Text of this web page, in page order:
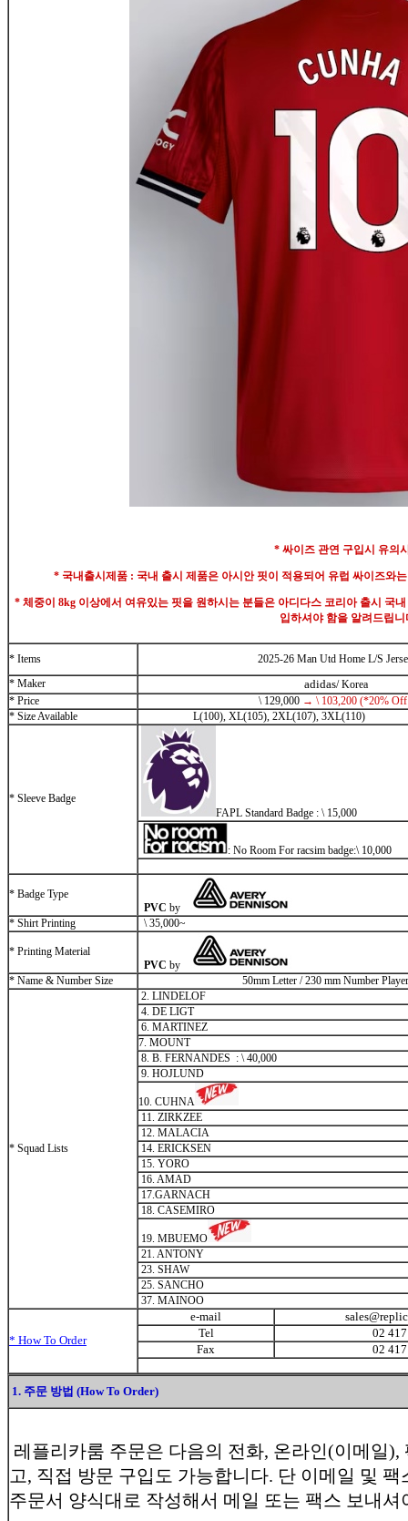
* 싸이즈 관연 구입시 유의
* 국내출시제품 : 국내 출시 제품은 아시안 핏이 적용되어 유럽 싸이즈와
* 체중이 8kg 이상에서 여유있는 핏을 원하시는 분들은 아디다스 코리아 출시 국
입하셔야 함을 알려드립니
* Items
2025-26 Man Utd Home L/S
* Maker
adidas/ Korea
* Price
\129,000 → \ 103,200 (*20% Off
* Size Available
L(100), XL(105), 2XL(107), 3XL(110)
* Sleeve Badge
FAPL Standard Badge : \15,000
: No Room For racsim badge:\10,000
* Badge Type
PVC by
* Shirt Printing
\35,000~
* Printing Material
PVC by
* Name & Number Size
50mm Letter / 230 mm Number
* Squad Lists
2. LINDELOF
4. DE LIGT
6. MARTINEZ
7. MOUNT
8. B. FERNANDES : \40,000
9. HOJLUND
10. CUHNA
11. ZIRKZEE
12. MALACIA
14. ERICKSEN
15. YORO
16. AMAD
17.GARNACH
18. CASEMIRO
19. MBUEMO
21. ANTONY
23. SHAW
25. SANCHO
37. MAINOO
* How To Order
e-mail
Tel
02
Fax
02
1. 주문 방법 (How To Order)
레플리카룸 주문은 다음의 전화, 온라인(이메일),
고, 직접 방문 구입도 가능합니다. 단 이메일 및
주문서 양식대로 작성해서 메일 또는 팩스 보내셔